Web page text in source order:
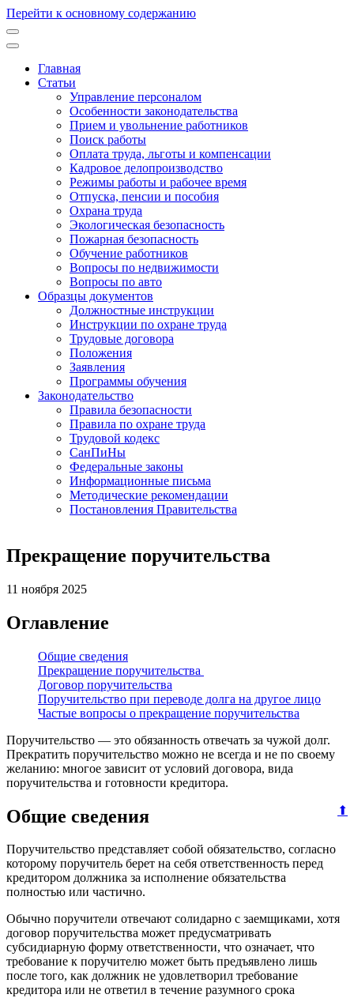
Перейти к основному содержанию
Основная
навигация
Главная
Статьи
Управление персоналом
Особенности законодательства
Прием и увольнение работников
Поиск работы
Оплата труда, льготы и компенсации
Кадровое делопроизводство
Режимы работы и рабочее время
Отпуска, пенсии и пособия
Охрана труда
Экологическая безопасность
Пожарная безопасность
Обучение работников
Вопросы по недвижимости
Вопросы по авто
Образцы документов
Должностные инструкции
Инструкции по охране труда
Трудовые договора
Положения
Заявления
Программы обучения
Законодательство
Правила безопасности
Правила по охране труда
Трудовой кодекс
СанПиНы
Федеральные законы
Информационные письма
Методические рекомендации
Постановления Правительства
Прекращение поручительства
11 ноября 2025
Оглавление
Общие сведения
Прекращение поручительства
Договор поручительства
Поручительство при переводе долга на другое лицо
Частые вопросы о прекращение поручительства
Поручительство — это обязанность отвечать за чужой долг.
Прекратить поручительство можно не всегда и не по своему
желанию: многое зависит от условий договора, вида
поручительства и готовности кредитора.
⬆
Общие сведения
Поручительство представляет собой обязательство, согласно
которому поручитель берет на себя ответственность перед
кредитором должника за исполнение обязательства
полностью или частично.
Обычно поручители отвечают солидарно с заемщиками, хотя
договор поручительства может предусматривать
субсидиарную форму ответственности, что означает, что
требование к поручителю может быть предъявлено лишь
после того, как должник не удовлетворил требование
кредитора или не ответил в течение разумного срока